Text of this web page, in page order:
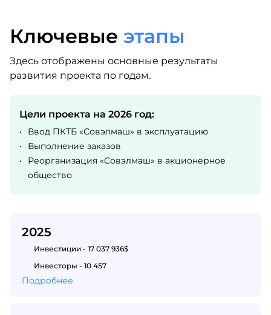
Ключевые этапы
Здесь отображены основные результаты
развития проекта по годам.
Цели проекта на 2026 год:
•
Ввод ПКТБ «Совэлмаш» в эксплуатацию
•
Выполнение заказов
•
Реорганизация «Совэлмаш» в акционерное
общество
2025
Инвестиции - 17 037 936$
Инвесторы - 10 457
Подробнее